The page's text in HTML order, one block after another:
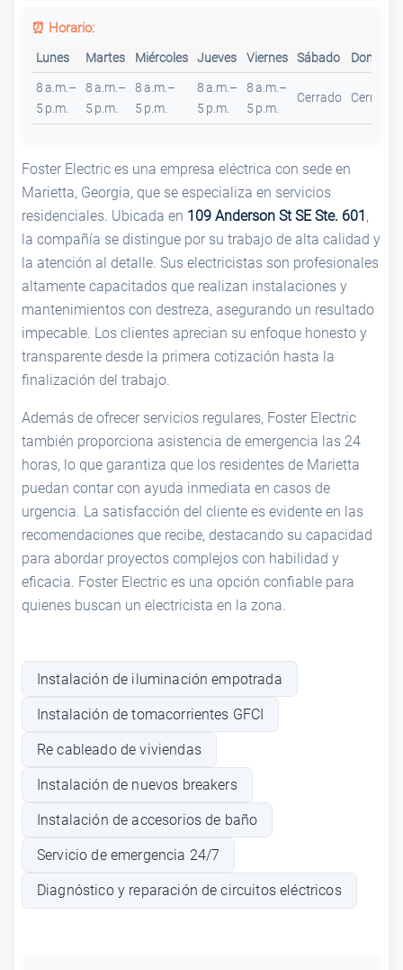
⏰ Horario:
Lunes Martes Miércoles Jueves Viernes Sábado Domingo
8 a.m.–
5 p.m.
8 a.m.–
5 p.m.
8 a.m.–
5 p.m.
8 a.m.–
5 p.m.
8 a.m.–
5 p.m.
Cerrado Cerrado
Foster Electric es una empresa eléctrica con sede en
Marietta, Georgia, que se especializa en servicios
residenciales. Ubicada en 109 Anderson St SE Ste. 601 ,
la compañía se distingue por su trabajo de alta calidad y
la atención al detalle. Sus electricistas son profesionales
altamente capacitados que realizan instalaciones y
mantenimientos con destreza, asegurando un resultado
impecable. Los clientes aprecian su enfoque honesto y
transparente desde la primera cotización hasta la
finalización del trabajo.
Además de ofrecer servicios regulares, Foster Electric
también proporciona asistencia de emergencia las 24
horas, lo que garantiza que los residentes de Marietta
puedan contar con ayuda inmediata en casos de
urgencia. La satisfacción del cliente es evidente en las
recomendaciones que recibe, destacando su capacidad
para abordar proyectos complejos con habilidad y
eficacia. Foster Electric es una opción confiable para
quienes buscan un electricista en la zona.
Instalación de iluminación empotrada
Instalación de tomacorrientes GFCI
Re cableado de viviendas
Instalación de nuevos breakers
Instalación de accesorios de baño
Servicio de emergencia 24/7
Diagnóstico y reparación de circuitos eléctricos